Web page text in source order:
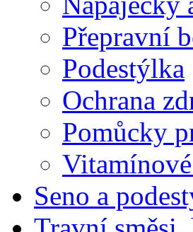
Přepravní
Podestýlka
Ochrana
Pomůcky
Seno a